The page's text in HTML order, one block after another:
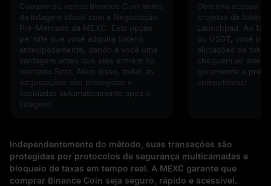
Compre ou venda Binance Coin antes
da listagem oficial com a Negociação
Pré-Mercado da MEXC. Esta opção
permite que você adquira tokens
antecipadamente, dando a você uma
vantagem antes que eles entrem no
mercado Spot. Além disso, todas as
negociações são protegidas e
liquidadas automaticamente após a
listagem.
Obtenha acesso
projetos de tokens
Launchpad. Ao
ou USDT, você
alocações de
cheguem ao
geralmente a
competitivos!
Independentemente do método, suas transações são
protegidas por protocolos de segurança multicamadas e
bloqueio de taxas em tempo real. A MEXC garante que
comprar Binance Coin seja seguro, rápido e acessível.